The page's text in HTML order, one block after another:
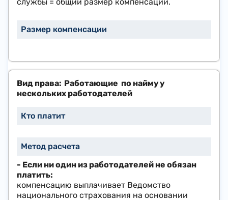
Работающие по найму у
нескольких работодателей
- Если ​ни один из работодателей не обязан
платить:
компенсацию выплачивает Ведомство
национального страхования на основании